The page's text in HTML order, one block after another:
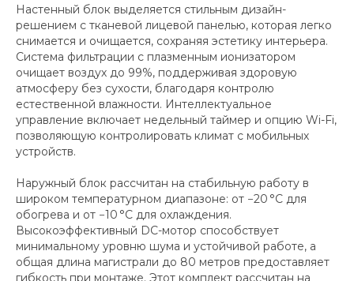
Настенный блок выделяется стильным дизайн-
решением с тканевой лицевой панелью, которая легко
снимается и очищается, сохраняя эстетику интерьера.
Система фильтрации с плазменным ионизатором
очищает воздух до 99%, поддерживая здоровую
атмосферу без сухости, благодаря контролю
естественной влажности. Интеллектуальное
управление включает недельный таймер и опцию Wi-Fi,
позволяющую контролировать климат с мобильных
устройств.
Наружный блок рассчитан на стабильную работу в
широком температурном диапазоне: от −20 °C для
обогрева и от −10 °C для охлаждения.
Высокоэффективный DC-мотор способствует
минимальному уровню шума и устойчивой работе, а
общая длина магистрали до 80 метров предоставляет
гибкость при монтаже. Этот комплект рассчитан на